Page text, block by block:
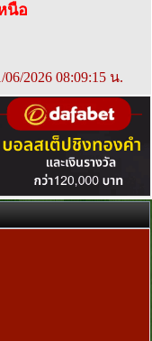
นือ
06/2026 08:09:15 น.